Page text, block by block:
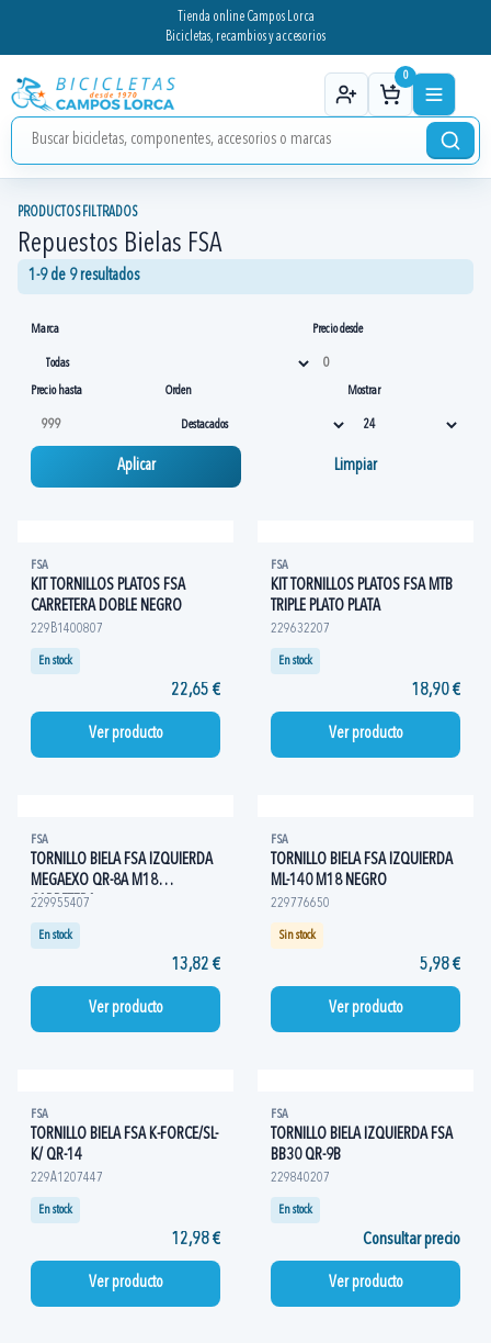
Tienda online Campos Lorca
Bicicletas, recambios y accesorios
0
PRODUCTOS FILTRADOS
Repuestos Bielas FSA
1-9 de 9 resultados
Marca Precio desde
Precio hasta Orden Mostrar
Aplicar Limpiar
FSA
KIT TORNILLOS PLATOS FSA
CARRETERA DOBLE NEGRO
229B1400807
En stock
22,65 €
Ver producto
FSA
KIT TORNILLOS PLATOS FSA MTB
TRIPLE PLATO PLATA
229632207
En stock
18,90 €
Ver producto
FSA
TORNILLO BIELA FSA IZQUIERDA
MEGAEXO QR-8A M18
CARRETERA
229955407
En stock
13,82 €
Ver producto
FSA
TORNILLO BIELA FSA IZQUIERDA
ML-140 M18 NEGRO
229776650
Sin stock
5,98 €
Ver producto
FSA
TORNILLO BIELA FSA K-FORCE/SL-
K/ QR-14
229A1207447
En stock
12,98 €
Ver producto
FSA
TORNILLO BIELA IZQUIERDA FSA
BB30 QR-9B
229840207
En stock
Consultar precio
Ver producto